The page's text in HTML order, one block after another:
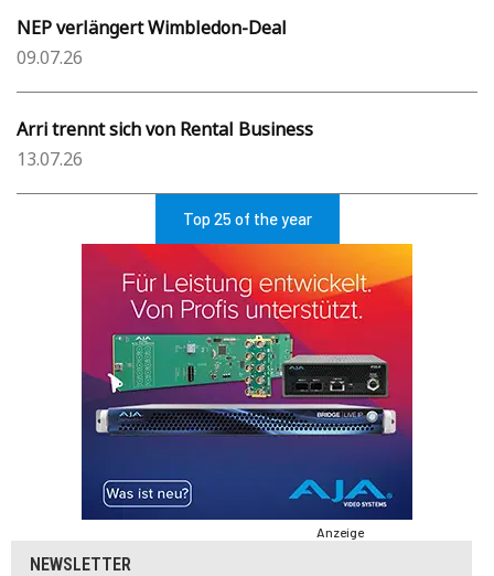
NEP verlängert Wimbledon-Deal
09.07.26
Arri trennt sich von Rental Business
13.07.26
Top 25 of the year
Anzeige
NEWSLETTER